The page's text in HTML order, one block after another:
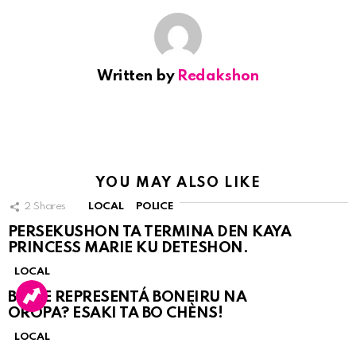
Written by Redakshon
YOU MAY ALSO LIKE
2 Shares LOCAL POLICE
PERSEKUSHON TA TERMINA DEN KAYA
PRINCESS MARIE KU DETESHON.
LOCAL
BO KE REPRESENTÁ BONEIRU NA
OROPA? ESAKI TA BO CHÈNS!
LOCAL